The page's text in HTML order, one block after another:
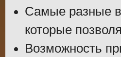
Самые разные
которые
Возможность